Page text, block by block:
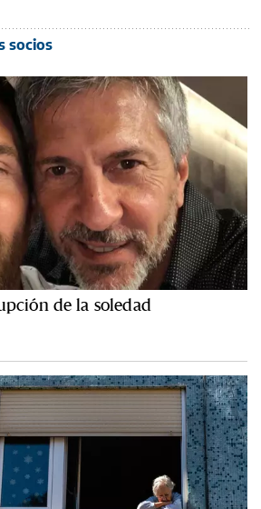
socios
de la soledad